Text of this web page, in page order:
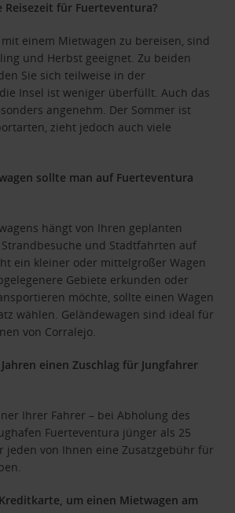
Reisezeit für Fuerteventura?
einem Mietwagen zu bereisen, sind
und Herbst geeignet. Zu beiden
Sie sich teilweise in der
Insel ist weniger überfüllt. Auch das
angenehm. Der Sommer ist
zieht jedoch auch viele
sollte man auf Fuerteventura
hängt von Ihren geplanten
und Stadtfahrten auf
ein kleiner oder mittelgroßer Wagen
Gebiete erkunden oder
möchte, sollte einen Wagen
wählen. Geländewagen sind ideal für
von Corralejo.
einen Zuschlag für Jungfahrer
Ihrer Fahrer – bei Abholung des
Fuerteventura jünger als 25
jeden von Ihnen eine Zusatzgebühr für
um einen Mietwagen am